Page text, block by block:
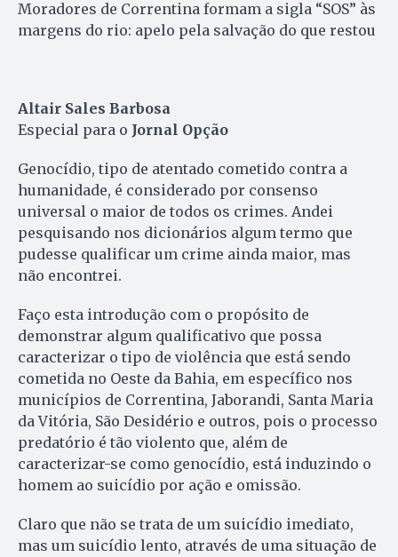
Moradores de Correntina formam a sigla “SOS” às
margens do rio: apelo pela salvação do que restou
Altair Sales Barbosa
Especial para o Jornal Opção
Genocídio, tipo de atentado cometido contra a
humanidade, é considerado por consenso
universal o maior de todos os crimes. Andei
pesquisando nos dicionários algum termo que
pudesse qualificar um crime ainda maior, mas
não encontrei.
Faço esta introdução com o propósito de
demonstrar algum qualificativo que possa
caracterizar o tipo de violência que está sendo
cometida no Oeste da Bahia, em específico nos
municípios de Correntina, Jaborandi, Santa Maria
da Vitória, São Desidério e outros, pois o processo
predatório é tão violento que, além de
caracterizar-se como genocídio, está induzindo o
homem ao suicídio por ação e omissão.
Claro que não se trata de um suicídio imediato,
mas um suicídio lento, através de uma situação de